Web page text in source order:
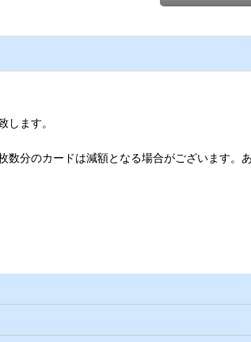
します。
分のカードは減額となる場合がございます。